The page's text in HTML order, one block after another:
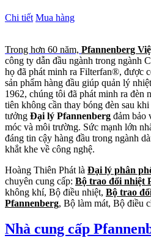
Chi tiết Mua hàng
Trong hơn 60 năm, Pfannenberg
công ty dẫn đầu ngành trong ngành
họ đã phát minh ra Filterfan®, được
sản phẩm hàng đầu giúp quản lý
1962, chúng tôi đã phát minh ra đèn
tiên không cần thay bóng đèn sau
tưởng Đại lý Pfannenberg đảm bảo
móc và môi trường. Sức mạnh lớn
đáng tin cậy hàng đầu trong ngành
khắt khe về công nghệ.
Hoàng Thiên Phát là Đại lý phân
chuyên cung cấp: Bộ trao đổi nhiệt
không khí, Bộ điều nhiệt, Bộ trao
Pfannenberg, Bộ làm mát, Bộ điều
Nhà cung cấp